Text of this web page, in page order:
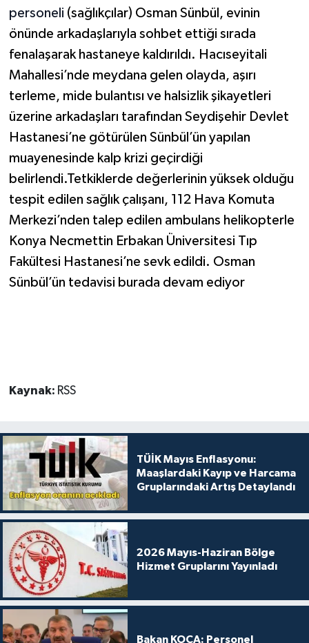
personeli (sağlıkçılar) Osman Sünbül, evinin
önünde arkadaşlarıyla sohbet ettiği sırada
fenalaşarak hastaneye kaldırıldı. Hacıseyitali
Mahallesi’nde meydana gelen olayda, aşırı
terleme, mide bulantısı ve halsizlik şikayetleri
üzerine arkadaşları tarafından Seydişehir Devlet
Hastanesi’ne götürülen Sünbül’ün yapılan
muayenesinde kalp krizi geçirdiği
belirlendi.Tetkiklerde değerlerinin yüksek olduğu
tespit edilen sağlık çalışanı, 112 Hava Komuta
Merkezi’nden talep edilen ambulans helikopterle
Konya Necmettin Erbakan Üniversitesi Tıp
Fakültesi Hastanesi’ne sevk edildi. Osman
Sünbül’ün tedavisi burada devam ediyor
Kaynak: RSS
TÜİK Mayıs Enflasyonu:
Maaşlardaki Kayıp ve Harcama
Gruplarındaki Artış Detaylandı
2026 Mayıs-Haziran Bölge
Hizmet Gruplarını Yayınladı
Bakan KOCA: Personel